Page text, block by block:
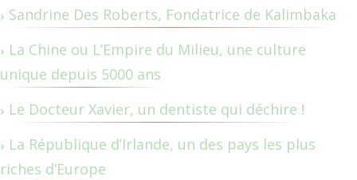
Sandrine Des Roberts, Fondatrice de Kalimbaka
La Chine ou L’Empire du Milieu, une culture
unique depuis 5000 ans
Le Docteur Xavier, un dentiste qui déchire !
La République d’Irlande, un des pays les plus
riches d’Europe